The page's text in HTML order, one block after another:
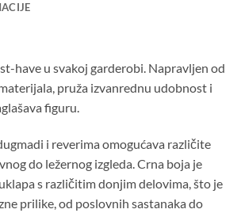
have u svakoj garderobi. Napravljen od
pruža izvanrednu udobnost i
figuru.
i reverima omogućava različite
do ležernog izgleda. Crna boja je
s različitim donjim delovima, što je
prilike, od poslovnih sastanaka do